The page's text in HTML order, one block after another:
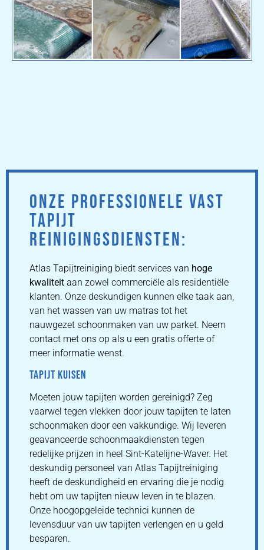
ONZE PROFESSIONELE VAST
TAPIJT
REINIGINGSDIENSTEN:
Atlas Tapijtreiniging biedt services van hoge
kwaliteit aan zowel commerciële als residentiële
klanten. Onze deskundigen kunnen elke taak aan,
van het wassen van uw matras tot het
nauwgezet schoonmaken van uw parket. Neem
contact met ons op als u een gratis offerte of
meer informatie wenst.
TAPIJT KUISEN
Moeten jouw tapijten worden gereinigd? Zeg
vaarwel tegen vlekken door jouw tapijten te laten
schoonmaken door een vakkundige. Wij leveren
geavanceerde schoonmaakdiensten tegen
redelijke prijzen in heel Sint-Katelijne-Waver. Het
deskundig personeel van Atlas Tapijtreiniging
heeft de deskundigheid en ervaring die je nodig
hebt om uw tapijten nieuw leven in te blazen.
Onze hoogopgeleide technici kunnen de
levensduur van uw tapijten verlengen en u geld
besparen.